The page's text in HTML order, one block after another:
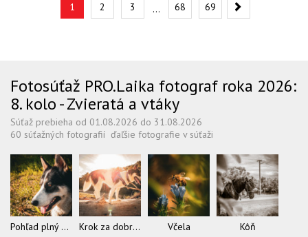
1 2 3 … 68 69
Fotosúťaž PRO.Laika fotograf roka 2026:
8. kolo - Zvieratá a vtáky
Súťaž prebieha od 01.08.2026 do 31.08.2026
60 súťažných fotografií ďaľšie fotografie v súťaži
Pohľad plný slobody Krok za dobrodružstvom Včela Kôň